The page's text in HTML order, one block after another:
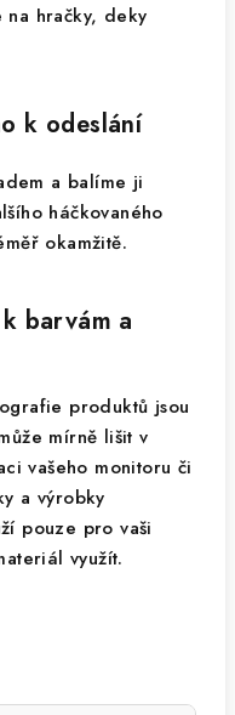
na hračky, deky
k odeslání
a balíme ji
háčkovaného
okamžitě.
barvám a
produktů jsou
mírně lišit v
vašeho monitoru či
a výrobky
pouze pro vaši
využít.